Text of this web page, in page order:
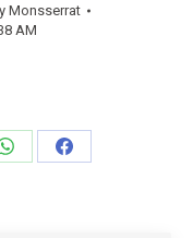
Monsserrat
AM
Share
Share